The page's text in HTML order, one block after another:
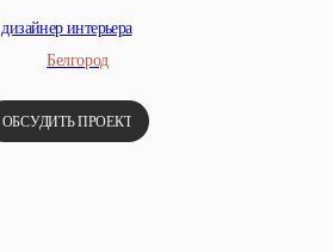
дизайнер интерьера
Белгород
ОБСУДИТЬ ПРОЕКТ